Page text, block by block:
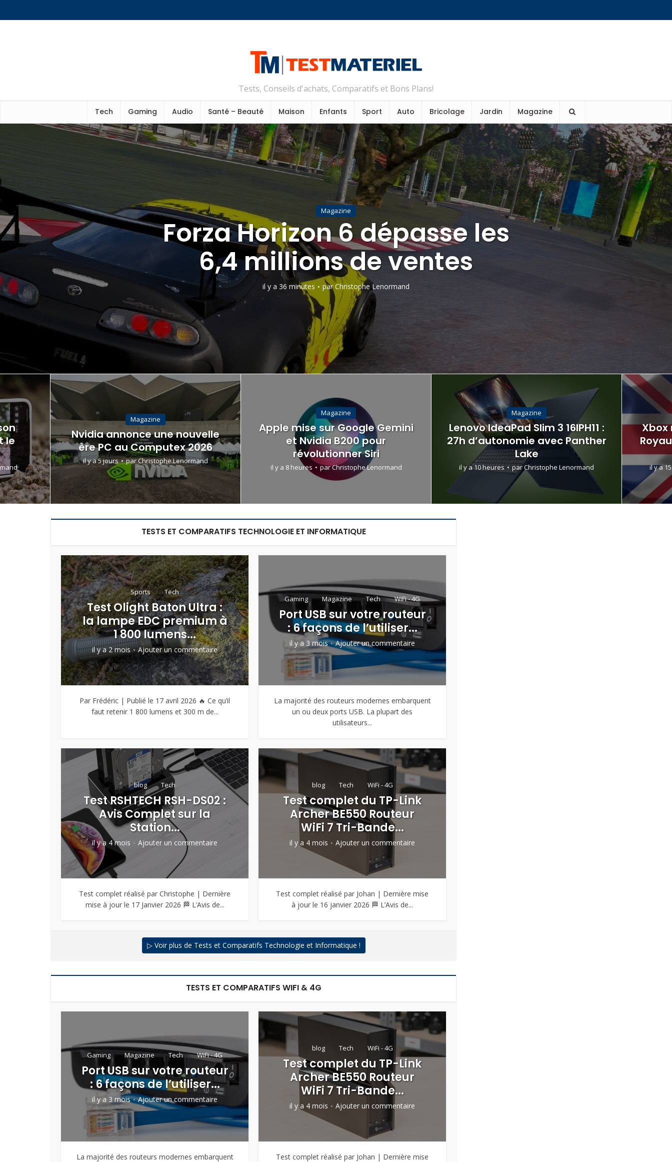
Tests, Conseils d'achats, Comparatifs et Bons Plans!
Tech Gaming Audio Santé – Beauté Maison Enfants Sport Auto Bricolage Jardin Magazine
Magazine
Forza Horizon 6 dépasse les
6,4 millions de ventes
il y a 36 minutes par Christophe Lenormand
le
Magazine
Nvidia annonce une nouvelle
ère PC au Computex 2026
il y a 5 jours parChristophe Lenormand
Magazine
Apple mise sur Google Gemini
et Nvidia B200 pour
révolutionner Siri
il y a 8 heures parChristophe Lenormand
Magazine
Lenovo IdeaPad Slim 3 16IPH11 :
27h d’autonomie avec Panther
Lake
il y a 10 heures parChristophe Lenormand
Xbox
il y a
TESTS ET COMPARATIFS TECHNOLOGIE ET INFORMATIQUE
Sports Tech
Test Olight Baton Ultra :
la lampe EDC premium à
1 800 lumens...
il y a 2 mois Ajouter un commentaire
Par Frédéric | Publié le 17 avril 2026 🔥 Ce qu’il
faut retenir 1 800 lumens et 300 m de...
Gaming Magazine Tech WiFi - 4G
Port USB sur votre routeur
: 6 façons de l’utiliser...
il y a 3 mois Ajouter un commentaire
La majorité des routeurs modernes embarquent
un ou deux ports USB. La plupart des
utilisateurs...
blog Tech
Test RSHTECH RSH-DS02 :
Avis Complet sur la
Station...
il y a 4 mois Ajouter un commentaire
Test complet réalisé par Christophe | Dernière
mise à jour le 17 Janvier 2026 🏁 L’Avis de...
blog Tech WiFi - 4G
Test complet du TP-Link
Archer BE550 Routeur
WiFi 7 Tri-Bande...
il y a 4 mois Ajouter un commentaire
Test complet réalisé par Johan | Dernière mise
à jour le 16 janvier 2026 🏁 L’Avis de...
▷ Voir plus de Tests et Comparatifs Technologie et Informatique !
TESTS ET COMPARATIFS WIFI & 4G
Gaming Magazine Tech WiFi - 4G
Port USB sur votre routeur
: 6 façons de l’utiliser...
il y a 3 mois Ajouter un commentaire
La majorité des routeurs modernes embarquent
blog Tech WiFi - 4G
Test complet du TP-Link
Archer BE550 Routeur
WiFi 7 Tri-Bande...
il y a 4 mois Ajouter un commentaire
Test complet réalisé par Johan | Dernière mise